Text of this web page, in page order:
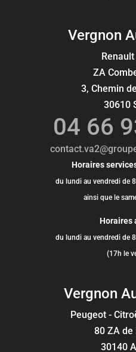
Vergnon
ZA
3, Chemin
30610
04 66
Horaires
du lundi au vendredi de
ainsi que le
Horaires
du lundi au vendredi de
(17h le
Vergnon
Peugeot -
80 ZA de
30140